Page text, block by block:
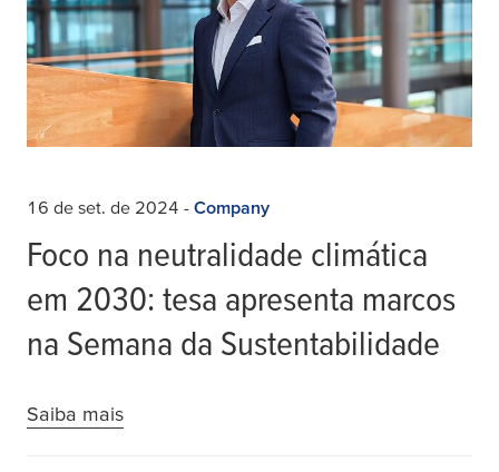
16 de set. de 2024 - Company
Foco na neutralidade climática
em 2030: tesa apresenta marcos
na Semana da Sustentabilidade
Saiba mais